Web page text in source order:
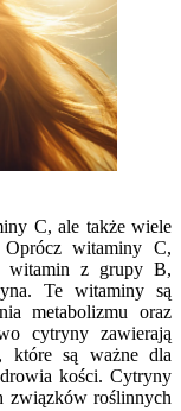
C, ale także wiele
Oprócz witaminy C,
witamin z grupy B,
Te witaminy są
metabolizmu oraz
cytryny zawierają
które są ważne dla
kości. Cytryny
związków roślinnych